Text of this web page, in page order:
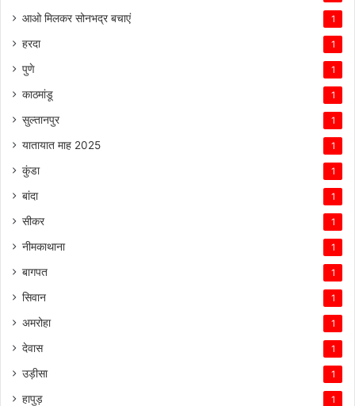
आओ मिलकर सोनभद्र बचाएं 1
हरदा 1
पुणे 1
काठमांडू 1
सुल्तानपुर 1
यातायात माह 2025 1
कुंडा 1
बांदा 1
सीकर 1
नीमकाथाना 1
बागपत 1
सिवान 1
अमरोहा 1
देवास 1
उड़ीसा 1
हापुड़ 1